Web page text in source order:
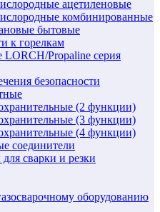
ацетиленовые
комбинированные
бытовые
к горелкам
LORCH/Propaline серия
безопасности
(2 функции)
(3 функции)
(4 функции)
соединители
сварки и резки
оборудованию